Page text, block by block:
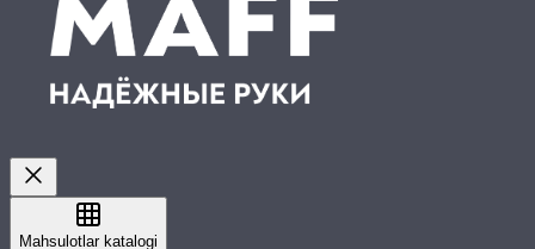
Mahsulotlar katalogi